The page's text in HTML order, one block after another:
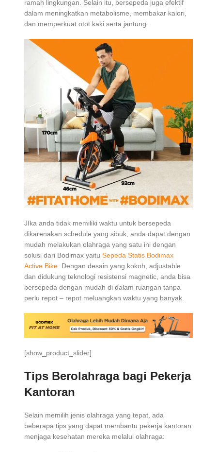
ramah lingkungan. Selain itu, bersepeda juga efektif
dalam meningkatkan metabolisme, membakar kalori,
dan memperkuat otot kaki serta jantung.
JIka anda tidak memiliki waktu untuk bersepeda
dikarenakan schedule yang sibuk, anda dapat dengan
mudah melakukan olahraga yang satu ini dengan
solusi dari Bodimax yaitu Sepeda Statis Bodimax
Active Bike . Dengan desain yang kokoh, adjustable
dan didukung teknologi resistensi magnetic, anda bisa
bersepeda dengan mudah di dalam ruangan tanpa
perlu repot – repot meluangkan waktu yang banyak.
[show_product_slider]
Tips Berolahraga bagi Pekerja
Kantoran
Selain memilih jenis olahraga yang tepat, ada
beberapa tips yang dapat membantu pekerja kantoran
menjaga kesehatan mereka melalui olahraga: